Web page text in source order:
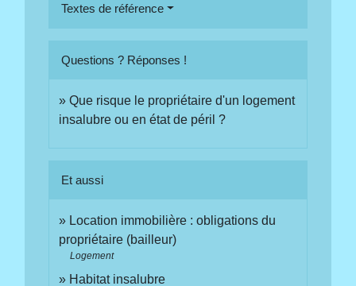
Textes de référence
Questions ? Réponses !
Que risque le propriétaire d'un logement
insalubre ou en état de péril ?
Et aussi
Location immobilière : obligations du
propriétaire (bailleur)
Logement
Habitat insalubre